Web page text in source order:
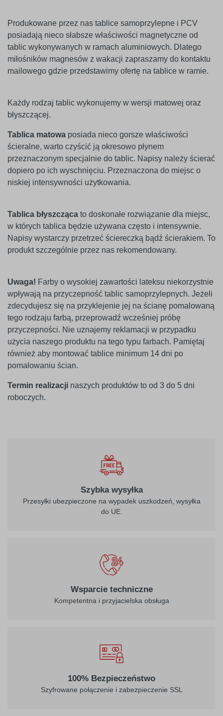
Produkowane przez nas tablice samoprzylepne i PCV
posiadają nieco słabsze właściwości magnetyczne od
tablic wykonywanych w ramach aluminiowych. Dlatego
miłośników magnesów z wakacji zapraszamy do kontaktu
mailowego gdzie przedstawimy ofertę na tablice w ramie.
Każdy rodzaj tablic wykonujemy w wersji matowej oraz
błyszczącej.
Tablica matowa posiada nieco gorsze właściwości
ścieralne, warto czyścić ją okresowo płynem
przeznaczonym specjalnie do tablic. Napisy należy ścierać
dopiero po ich wyschnięciu. Przeznaczona do miejsc o
niskiej intensywności użytkowania.
Tablica błyszcząca to doskonałe rozwiązanie dla miejsc,
w których tablica będzie używana często i intensywnie.
Napisy wystarczy przetrzeć ściereczką bądź ścierakiem. To
produkt szczególnie przez nas rekomendowany.
Uwaga! Farby o wysokiej zawartości lateksu niekorzystnie
wpływają na przyczepność tablic samoprzylepnych. Jeżeli
zdecydujesz się na przyklejenie jej na ścianę pomalowaną
tego rodzaju farbą, przeprowadź wcześniej próbę
przyczepności. Nie uznajemy reklamacji w przypadku
użycia naszego produktu na tego typu farbach. Pamiętaj
również aby montować tablice minimum 14 dni po
pomalowaniu ścian.
Termin realizacji naszych produktów to od 3 do 5 dni
roboczych.
Szybka wysyłka
Przesyłki ubezpieczone na wypadek uszkodzeń, wysyłka
do UE.
Wsparcie techniczne
Kompetentna i przyjacielska obsługa
100% Bezpieczeństwo
Szyfrowane połączenie i zabezpieczenie SSL